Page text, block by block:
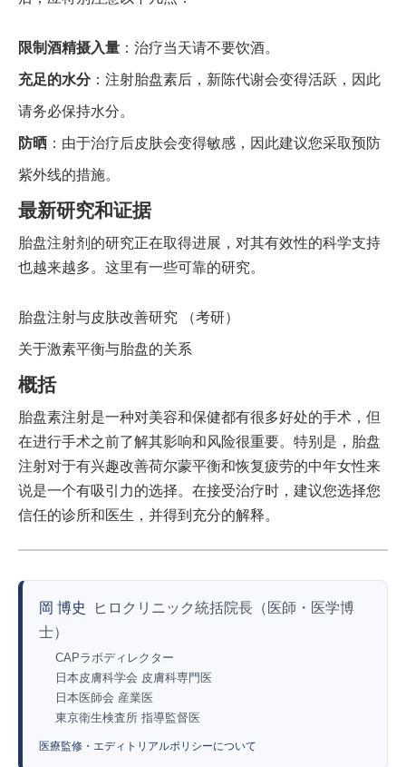
限制酒精摄入量 ：治疗当天请不要饮酒。
充足的水分：注射胎盘素后，新陈代谢会变得活跃，因此
请务必保持水分。
防晒 ：由于治疗后皮肤会变得敏感，因此建议您采取预防
紫外线的措施。
最新研究和证据
胎盘注射剂的研究正在取得进展，对其有效性的科学支持
也越来越多。这里有一些可靠的研究。
胎盘注射与皮肤改善研究 （考研）
关于激素平衡与胎盘的关系
概括
胎盘素注射是一种对美容和保健都有很多好处的手术，但
在进行手术之前了解其影响和风险很重要。特别是，胎盘
注射对于有兴趣改善荷尔蒙平衡和恢复疲劳的中年女性来
说是一个有吸引力的选择。在接受治疗时，建议您选择您
信任的诊所和医生，并得到充分的解释。
岡 博史
ヒロクリニック統括院長（医師・医学博
士）
CAPラボディレクター
日本皮膚科学会 皮膚科専門医
日本医師会 産業医
東京衛生検査所 指導監督医
医療監修・エディトリアルポリシーについて